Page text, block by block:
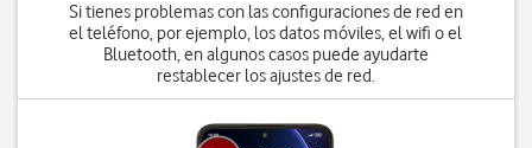
Si tienes problemas con las configuraciones de red en
el teléfono, por ejemplo, los datos móviles, el wifi o el
Bluetooth, en algunos casos puede ayudarte
restablecer los ajustes de red.